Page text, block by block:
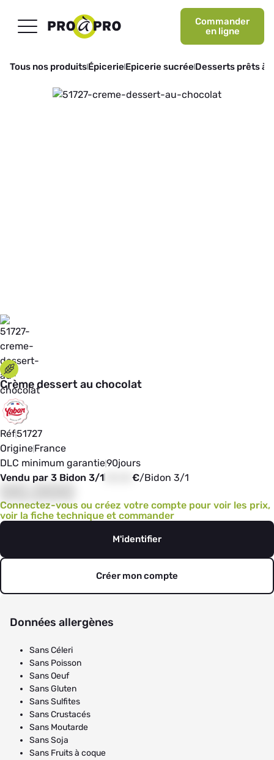
Commander
en ligne
Tous nos produitsÉpicerie Epicerie sucrée Desserts prêts à
Crème dessert au chocolat
Réf51727
OrigineFrance
DLC minimum garantie90jours
Vendu par 3 Bidon 3/1
€/Bidon 3/1
Connectez-vous ou créez votre compte pour voir les prix,
voir la fiche technique et commander
M'identifier
Créer mon compte
Données allergènes
Sans Céleri
Sans Poisson
Sans Oeuf
Sans Gluten
Sans Sulfites
Sans Crustacés
Sans Moutarde
Sans Soja
Sans Fruits à coque